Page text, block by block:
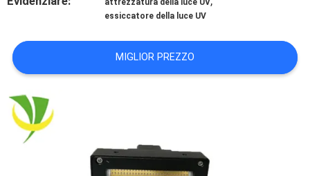
MAPPA
DEL
SITO
PRIVACY
attrezzatura della luce UV
essiccatore della luce UV
MIGLIOR PREZZO